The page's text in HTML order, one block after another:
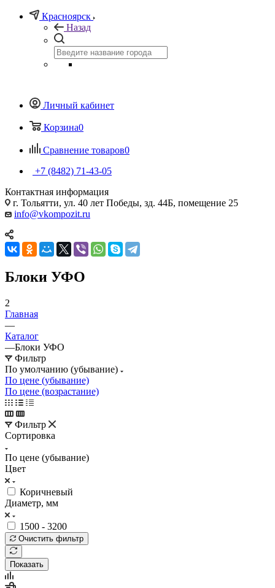
Красноярск
Назад
Личный кабинет
Корзина0
Сравнение товаров0
+7 (8482) 71-43-05
Контактная информация
г. Тольятти, ул. 40 лет Победы, зд. 44Б, помещение 25
info@vkompozit.ru
Блоки УФО
2
Главная
—
Каталог
—Блоки УФО
Фильтр
По умолчанию (убывание)
По цене (убывание)
По цене (возрастание)
Фильтр
Сортировка
По цене (убывание)
Цвет
Коричневый
Диаметр, мм
1500 - 3200
Очистить фильтр
Показать